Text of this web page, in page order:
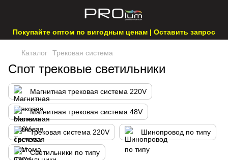
Покупайте оптом по вигодным ценам | Оставить запрос
Каталог Трековая система
Спот трековые светильники
Магнитная трековая система 220V
Магнитная трековая система 48V
Трековая система 220V Шинопровод по типу
Светильники по типу